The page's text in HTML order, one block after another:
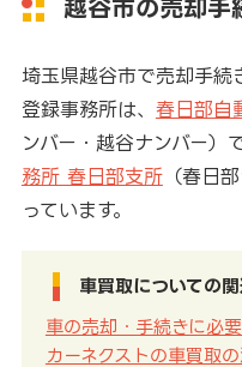
越谷市の売却手
埼玉県越谷市で売却手続
登録事務所は、 春日部自
ンバー・越谷ナンバー）
務所 春日部支所（春日
っています。
車買取についての
車の売却・手続きに必
カーネクストの車買取